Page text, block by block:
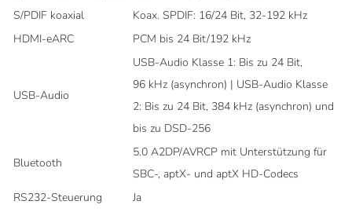
S/PDIF koaxial
Koax. SPDIF: 16/24 Bit, 32-192 kHz
HDMI-eARC
PCM bis 24 Bit/192 kHz
USB-Audio
USB-Audio Klasse 1: Bis zu 24 Bit,
96 kHz (asynchron) | USB-Audio Klasse
2: Bis zu 24 Bit, 384 kHz (asynchron) und
bis zu DSD-256
Bluetooth
5.0 A2DP/AVRCP mit Unterstützung für
SBC-, aptX- und aptX HD-Codecs
RS232-Steuerung
Ja